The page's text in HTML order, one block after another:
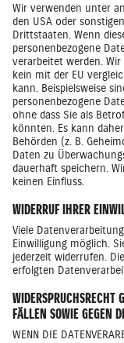
Wir verwenden unter
den USA oder
Drittstaaten. Wenn
personenbezogene
verarbeitet werden.
kein mit der EU
kann. Beispielsweise
personenbezogene
ohne dass Sie als
könnten. Es kann
Behörden (z. B.
Daten zu
dauerhaft speichern.
keinen Einfluss.
WIDERRUF IHRER
Viele
Einwilligung möglich.
jederzeit widerrufen.
erfolgten
WIDERSPRUCHSRECHT
FÄLLEN SOWIE GEGEN
WENN DIE